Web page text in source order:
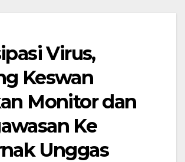
Virus,
Keswan
Monitor dan
Ke
Unggas